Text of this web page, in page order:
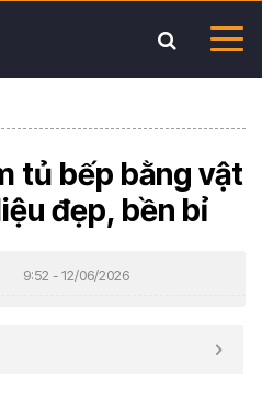
tủ bếp bằng vật
đẹp, bền bỉ
9:52 - 12/06/2026